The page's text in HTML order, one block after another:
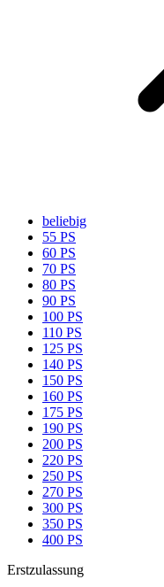
beliebig
55 PS
60 PS
70 PS
80 PS
90 PS
100 PS
110 PS
125 PS
140 PS
150 PS
160 PS
175 PS
190 PS
200 PS
220 PS
250 PS
270 PS
300 PS
350 PS
400 PS
Erstzulassung